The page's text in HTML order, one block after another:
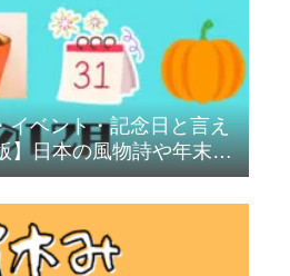
イベント・記念日と言え
】日本の風物詩や年末行